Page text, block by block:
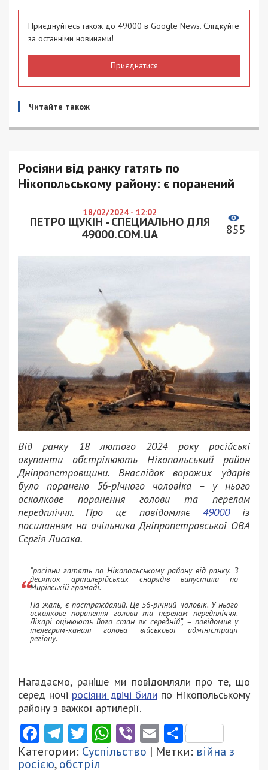
Приєднуйтесь також до 49000 в Google News. Слідкуйте
за останніми новинами!
Приєднатися
Читайте також
Росіяни від ранку гатять по
Нікопольському району: є поранений
18/02/2024 - 12:02
ПЕТРО ЩУКІН - СПЕЦИАЛЬНО ДЛЯ
49000.COM.UA
855
Від ранку 18 лютого 2024 року російські
окупанти обстрілюють Нікопольський район
Дніпропетровщини. Внаслідок ворожих ударів
було поранено 56-річного чоловіка – у нього
осколкове поранення голови та перелам
передпліччя. Про це повідомляє 49000із
посиланням на очільника Дніпропетровської ОВА
Сергія Лисака.
“росіяни гатять по Нікопольському району від ранку. З
десяток артилерійських снарядів випустили по
Мирівській громаді.
На жаль, є постраждалий. Це 56-річний чоловік. У нього
осколкове поранення голови та перелам передпліччя.
Лікарі оцінюють його стан як середній”, – повідомив у
телеграм-каналі голова військової адміністрації
регіону.
Нагадаємо, раніше ми повідомляли про те, що
серед ночі росіяни двічі били по Нікопольському
району з важкої артилерії.
Facebook
Telegram
Twitter
WhatsApp
ViberEmail
Категории: Суспільство | Метки: війна з
росією,обстріл